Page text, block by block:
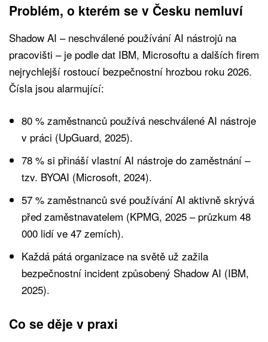
Problém, o kterém se v Česku nemluví
Shadow AI – neschválené používání AI nástrojů na
pracovišti – je podle dat IBM, Microsoftu a dalších firem
nejrychlejší rostoucí bezpečnostní hrozbou roku 2026.
Čísla jsou alarmující:
80 % zaměstnanců používá neschválené AI nástroje
v práci (UpGuard, 2025).
78 % si přináší vlastní AI nástroje do zaměstnání –
tzv. BYOAI (Microsoft, 2024).
57 % zaměstnanců své používání AI aktivně skrývá
před zaměstnavatelem (KPMG, 2025 – průzkum 48
000 lidí ve 47 zemích).
Každá pátá organizace na světě už zažila
bezpečnostní incident způsobený Shadow AI (IBM,
2025).
Co se děje v praxi